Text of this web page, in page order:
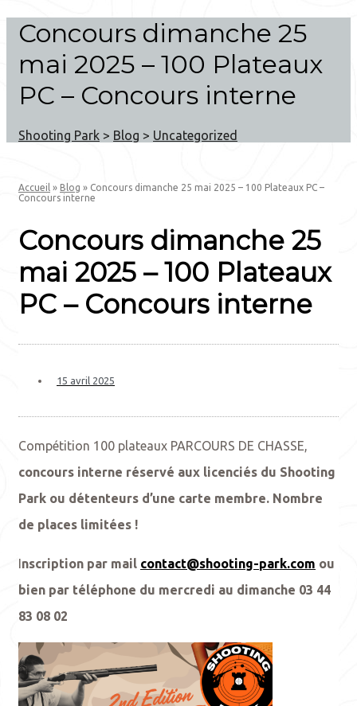
Concours dimanche 25
mai 2025 – 100 Plateaux
PC – Concours interne
Shooting Park > Blog > Uncategorized
Accueil » Blog » Concours dimanche 25 mai 2025 – 100 Plateaux PC –
Concours interne
Concours dimanche 25
mai 2025 – 100 Plateaux
PC – Concours interne
15 avril 2025
Compétition 100 plateaux PARCOURS DE CHASSE,
concours interne réservé aux licenciés du Shooting
Park ou détenteurs d’une carte membre. Nombre
de places limitées !
Inscription par mail contact@shooting-park.com ou
bien par téléphone du mercredi au dimanche 03 44
83 08 02